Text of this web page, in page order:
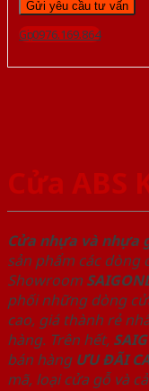
Gọi 0976.169.864
Cửa ABS
Cửa nhựa và nhựa
sản phẩm các
Showroom
phối những dòng
cao, giá thành rẻ
hàng. Trên hết,
bán hàng ƯU ĐÃI
mã, loại cửa gỗ và